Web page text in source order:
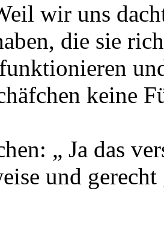
wir uns
die sie
keine
„ Ja das
und gerecht